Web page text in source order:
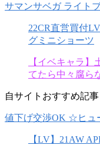
サマンサベガ ライト
22CR直営買付
グミニショーツ
【イベキャラ
てたら中々腐ら
自サイトおすすめ記事
値下げ交渉OK ☆ヒュ
【LV】21AW